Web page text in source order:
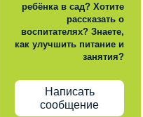
ребёнка в сад? Хотите
рассказать о
воспитателях? Знаете,
как улучшить питание и
занятия?
Написать
сообщение